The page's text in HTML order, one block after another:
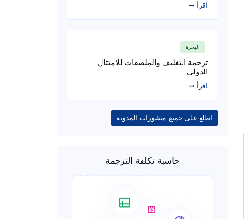
اقرأ ➞
الهجرة
ترجمة التغليف والملصقات للامتثال
الدولي
اقرأ ➞
اطلع على جميع منشورات المدونة
حاسبة تكلفة الترجمة